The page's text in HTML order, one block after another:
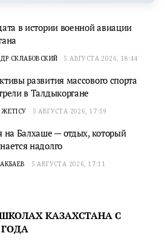
в истории военной авиации
СКЛАБОВСКИЙ 5 АВГУСТА 2026, 18:44
развития массового спорта
в Талдыкоргане
5 АВГУСТА 2026, 17:59
на Балхаше — отдых, который
надолго
5 АВГУСТА 2026, 17:11
КАЗАХСТАНА С